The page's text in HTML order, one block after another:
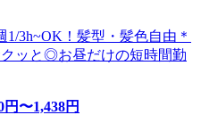
3h~OK！髪型・髪色自由＊
ッと◎お昼だけの短時間勤
円〜1,438円